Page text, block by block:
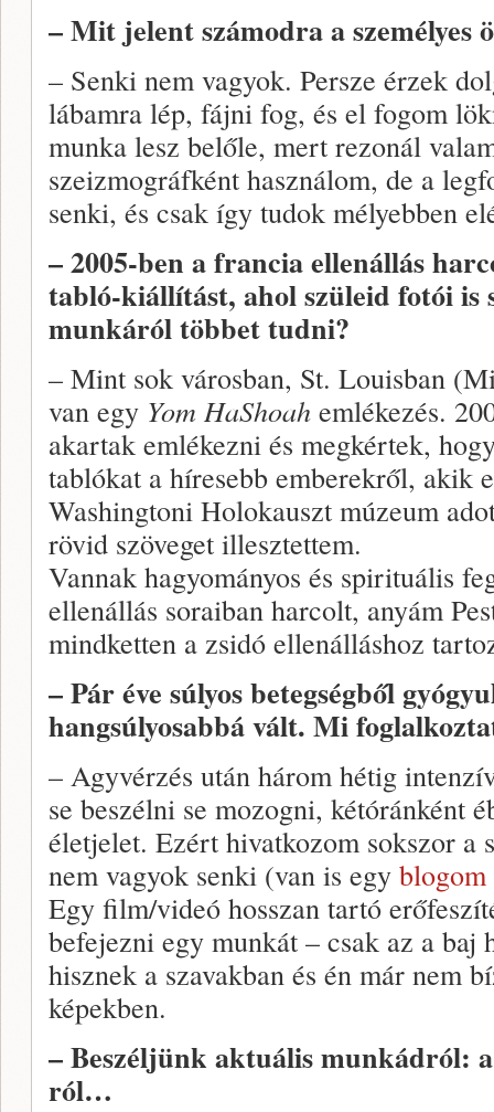
– Mit jelent számodra a személyes
– Senki nem vagyok. Persze érzek
lábamra lép, fájni fog, és el fogom
munka lesz belőle, mert rezonál
szeizmográfként használom, de a
senki, és csak így tudok mélyebben
– 2005-ben a francia ellenállás
tabló-kiállítást, ahol szüleid fotói is
munkáról többet tudni?
– Mint sok városban, St. Louisban
van egy Yom HaShoah emlékezés.
akartak emlékezni és megkértek,
tablókat a híresebb emberekről, akik
Washingtoni Holokauszt múzeum
rövid szöveget illesztettem.
Vannak hagyományos és spirituális
ellenállás soraiban harcolt, anyám
mindketten a zsidó ellenálláshoz
– Pár éve súlyos betegségből
hangsúlyosabbá vált. Mi
– Agyvérzés után három hétig
se beszélni se mozogni, kétóránként
életjelet. Ezért hivatkozom sokszor a
nem vagyok senki (van is egy blogom
Egy film/videó hosszan tartó
befejezni egy munkát – csak az a baj
hisznek a szavakban és én már nem
képekben.
– Beszéljünk aktuális munkádról:
ról…